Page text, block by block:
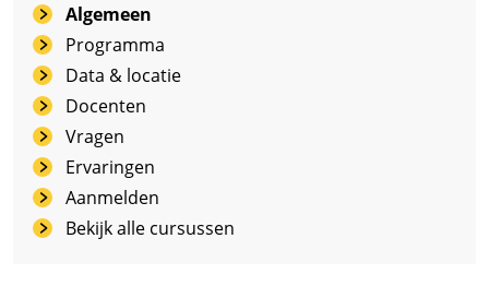
Algemeen
Programma
Data & locatie
Docenten
Vragen
Ervaringen
Aanmelden
Bekijk alle cursussen